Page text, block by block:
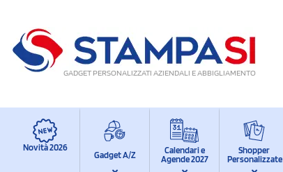
GADGET PERSONALIZZATI AZIENDALI E ABBIGLIAMENTO
Novità 2026
Gadget A/Z
Calendari e
Agende 2027
Shopper
Personalizzate